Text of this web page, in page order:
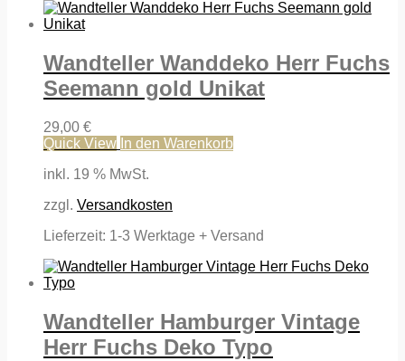
Wandteller Wanddeko Herr Fuchs
Seemann gold Unikat
29,00 €
Quick View In den Warenkorb
inkl. 19 % MwSt.
zzgl. Versandkosten
Lieferzeit: 1-3 Werktage + Versand
Wandteller Hamburger Vintage
Herr Fuchs Deko Typo